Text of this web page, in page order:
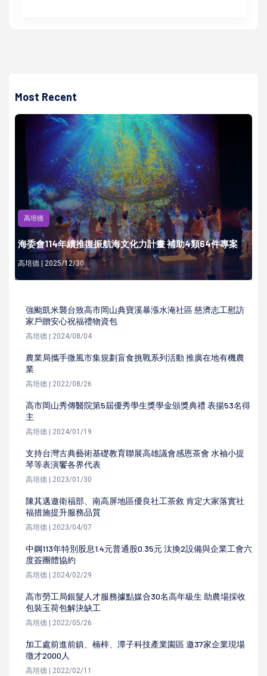
Most Recent
高培德
海委會114年續推復振航海文化力計畫 補助4類64件專案
高培德 | 2025/12/30
強颱凱米襲台致高市岡山典寶溪暴漲水淹社區 慈濟志工慰訪
家戶贈安心祝福禮物資包
高培德 | 2024/08/04
農業局攜手微風市集規劃盲食挑戰系列活動 推廣在地有機農
業
高培德 | 2022/08/26
高市岡山秀傳醫院第5屆優秀學生獎學金頒獎典禮 表揚53名得
主
高培德 | 2024/01/19
支持台灣古典藝術基礎教育聯展高雄議會感恩茶會 水袖小提
琴等表演饗各界代表
高培德 | 2023/01/30
陳其邁邀衛福部、南高屏地區優良社工茶敘 肯定大家落實社
福措施提升服務品質
高培德 | 2023/04/07
中鋼113年特別股息1.4元普通股0.35元 汰換2設備與企業工會六
度簽團體協約
高培德 | 2024/02/29
高市勞工局銀髮人才服務據點媒合30名高年級生 助農場採收
包裝玉荷包解決缺工
高培德 | 2022/05/26
加工處前進前鎮、楠梓、潭子科技產業園區 邀37家企業現場
徵才2000人
高培德 | 2022/02/11